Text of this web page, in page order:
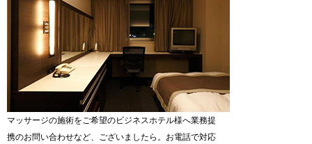
マッサージの施術をご希望のビジネスホテル様へ業務提
携のお問い合わせなど、ございましたら。お電話で対応